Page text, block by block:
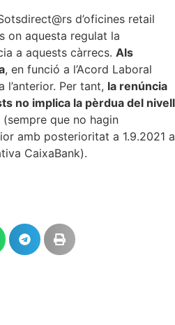
d’oficines retail
on aquesta regulat la
a aquests càrrecs. Als
, en funció a l’Acord Laboral
l’anterior. Per tant, la renúncia
no implica la pèrdua del nivell
(sempre que no hagin
amb posterioritat a 1.9.2021 a
CaixaBank).